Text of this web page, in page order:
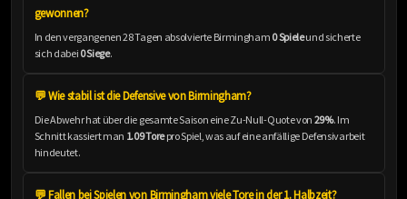
gewonnen?
In den vergangenen 28 Tagen absolvierte Birmingham 0 Spieleund sicherte
sich dabei 0 Siege.
💬 Wie stabil ist die Defensive von Birmingham?
Die Abwehr hat über die gesamte Saison eine Zu-Null-Quote von 29%. Im
Schnitt kassiert man 1.09 Torepro Spiel, was auf eine anfällige Defensivarbeit
hindeutet.
💬 Fallen bei Spielen von Birmingham viele Tore in der 1. Halbzeit?